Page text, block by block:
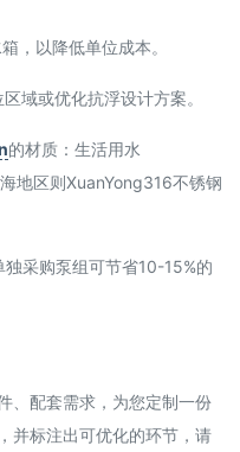
，以降低单位成本。
域或优化抗浮设计方案。
的材质：生活用水
地区则XuanYong316不锈钢
采购泵组可节省10-15%的
、配套需求，为您定制一份
并标注出可优化的环节，请